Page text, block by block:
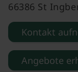
66386 St
Kontakt
Angebote